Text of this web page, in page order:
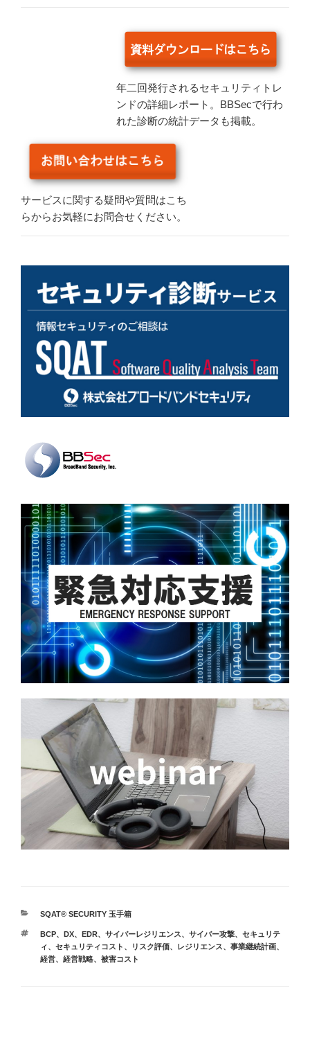
年二回発行されるセキュリティトレ
ンドの詳細レポート。BBSecで行わ
れた診断の統計データも掲載。
サービスに関する疑問や質問はこち
らからお気軽にお問合せください。
カ
ゴ
リ
ー
SQAT® SECURITY 玉手箱
タ
グ
BCP、 DX、 EDR、 サイバーレジリエンス、 サイバー攻撃、 セキュリテ
ィ、 セキュリティコスト 、 リスク評価、 レジリエンス、 事業継続計画、
経営、 経営戦略、 被害コスト